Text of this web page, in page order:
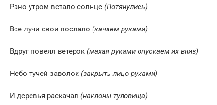
Рано утром встало солнце (Потянулись)
Все лучи свои послало (качаем руками)
Вдруг повеял ветерок (махая руками опускаем их вниз)
Небо тучей заволок (закрыть лицо руками)
И деревья раскачал (наклоны туловища)